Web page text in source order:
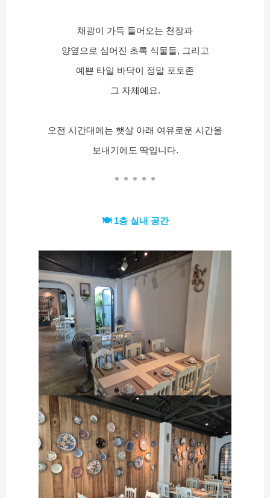
채광이 가득 들어오는 천장과
양옆으로 심어진 초록 식물들, 그리고
예쁜 타일 바닥이 정말 포토존
그 자체예요.
오전 시간대에는 햇살 아래 여유로운 시간을
보내기에도 딱입니다.
🍽️ 1층 실내 공간